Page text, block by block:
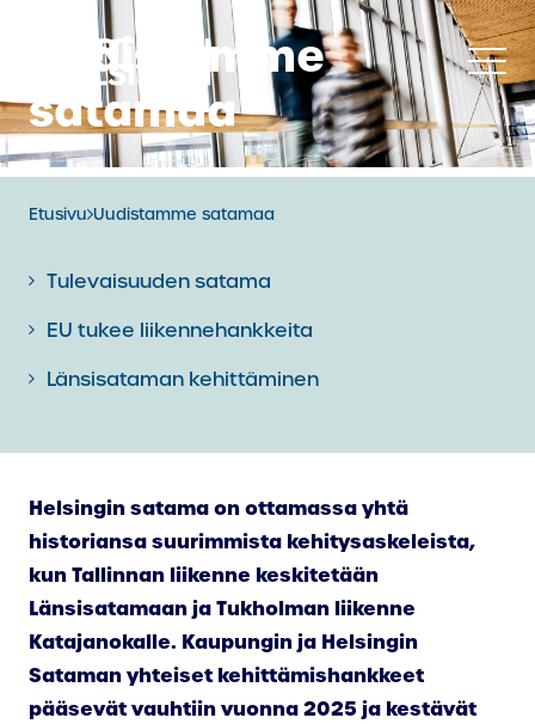
Uudistamme
satamaa
Etusivu Uudistamme satamaa
Tulevaisuuden satama
EU tukee liikennehankkeita
Länsisataman kehittäminen
Helsingin satama on ottamassa yhtä
historiansa suurimmista kehitysaskeleista,
kun Tallinnan liikenne keskitetään
Länsisatamaan ja Tukholman liikenne
Katajanokalle. Kaupungin ja Helsingin
Sataman yhteiset kehittämishankkeet
pääsevät vauhtiin vuonna 2025 ja kestävät